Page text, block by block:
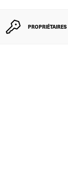
PROPRIÉTAIRES
C’est simple :
d’octane de
indice AKI
de 95
comme le
ne devrait
toujours avec
fait baisser le
circuit
plus